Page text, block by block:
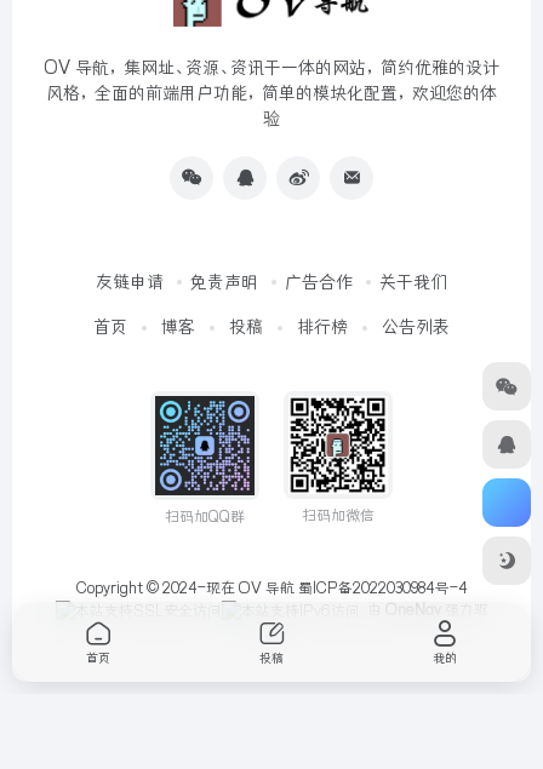
OV 导航，集网址、资源、资讯于一体的网站，简约优雅的设计
风格，全面的前端用户功能，简单的模块化配置，欢迎您的体
验
友链申请 免责声明 广告合作 关于我们
首页 博客 投稿 排行榜 公告列表
扫码加QQ群 扫码加微信
Copyright © 2024-现在 OV 导航 蜀ICP备2022030984号-4
动
首页 投稿 我的